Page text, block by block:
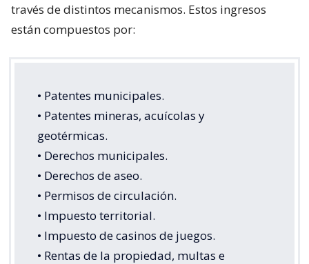
través de distintos mecanismos. Estos ingresos
están compuestos por:
• Patentes municipales.
• Patentes mineras, acuícolas y
geotérmicas.
• Derechos municipales.
• Derechos de aseo.
• Permisos de circulación.
• Impuesto territorial.
• Impuesto de casinos de juegos.
• Rentas de la propiedad, multas e